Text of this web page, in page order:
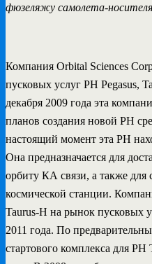
фюзеляжу самолета-
Компания Orbital Sciences
пусковых услуг РН Pegasus,
декабря 2009 года эта
планов создания новой РН
настоящий момент эта РН
Она предназначается для
орбиту КА связи, а также
космической станции.
Taurus-H на рынок пусковых
2011 года. По
стартового комплекса для РН